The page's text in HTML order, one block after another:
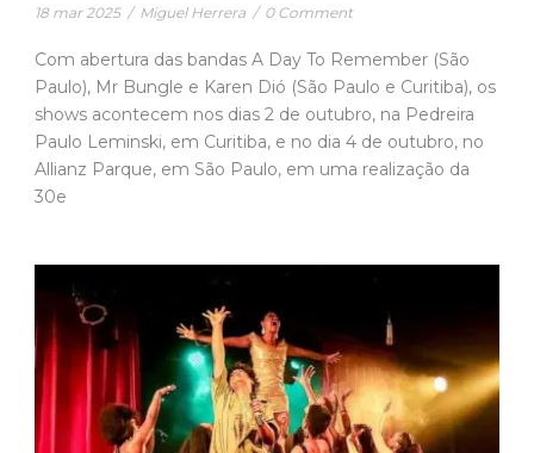
18 mar 2025 / Miguel Herrera / 0 Comment
Com abertura das bandas A Day To Remember (São
Paulo), Mr Bungle e Karen Dió (São Paulo e Curitiba), os
shows acontecem nos dias 2 de outubro, na Pedreira
Paulo Leminski, em Curitiba, e no dia 4 de outubro, no
Allianz Parque, em São Paulo, em uma realização da
30e